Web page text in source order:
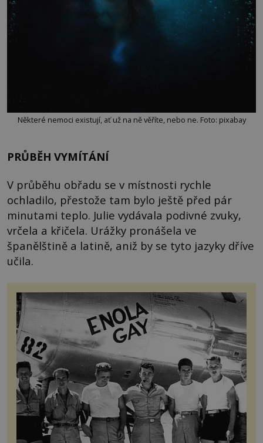
Některé nemoci existují, ať už na ně věříte, nebo ne. Foto: pixabay
PRŮBĚH VYMÍTÁNÍ
V průběhu obřadu se v místnosti rychle
ochladilo, přestože tam bylo ještě před pár
minutami teplo. Julie vydávala podivné zvuky,
vrčela a křičela. Urážky pronášela ve
španělštině a latině, aniž by se tyto jazyky dříve
učila.